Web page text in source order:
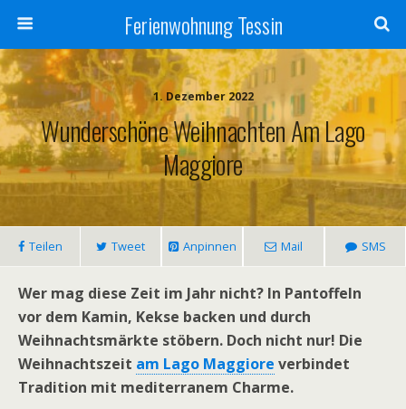
Ferienwohnung Tessin
1. Dezember 2022
Wunderschöne Weihnachten Am Lago
Maggiore
Teilen Tweet Anpinnen Mail SMS
Wer mag diese Zeit im Jahr nicht? In Pantoffeln
vor dem Kamin, Kekse backen und durch
Weihnachtsmärkte stöbern. Doch nicht nur! Die
Weihnachtszeit am Lago Maggiore verbindet
Tradition mit mediterranem Charme.